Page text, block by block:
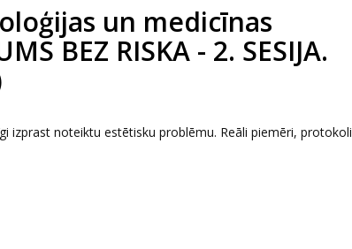
un medicīnas
BEZ RISKA - 2. SESIJA.
izprast noteiktu estētisku problēmu. Reāli piemēri, protokoli